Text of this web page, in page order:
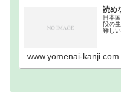
読め
日本
段の
難し
www.yomenai-kanji.com